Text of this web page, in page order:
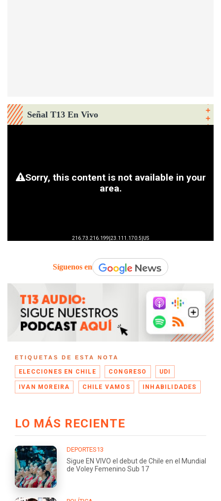
Señal T13 En Vivo
Síguenos en
ETIQUETAS DE ESTA NOTA
ELECCIONES EN CHILE CONGRESO UDI
IVAN MOREIRA CHILE VAMOS INHABILIDADES
LO MÁS RECIENTE
DEPORTES13
Sigue EN VIVO el debut de Chile en el Mundial
de Voley Femenino Sub 17